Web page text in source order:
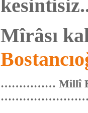
Mîrâsı
…………… Millî